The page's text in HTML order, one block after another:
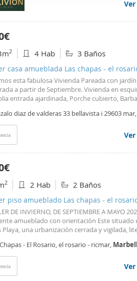
se usan para personalizar el
el tráfico. Además, compartimos
de redes sociales, publicidad y
que les haya proporcionado o
2 4 Hab 3 Baños
casa amueblada Las chapas - el
esta fabulosa Vivienda Pareada con
a partir de Septiembre. Vivienda en
entrada ajardinada, Porche cubierto,
cubierto incluido. A tres minutos en coche de La Cañada Shopping
igual que del famoso Arco de
diaz de valderas 33 bellavista i 29603 mar,
2 2 Hab 2 Baños
piso amueblado Las chapas - el
DE INVIERNO, DE SEPTIEMBRE A MAYO
amueblado con orientación Este situado
Playa, una urbanización cerrada y vigilada,
Rosario), a 6 km del centro deMarbella
- El Rosario, el rosario - ricmar,